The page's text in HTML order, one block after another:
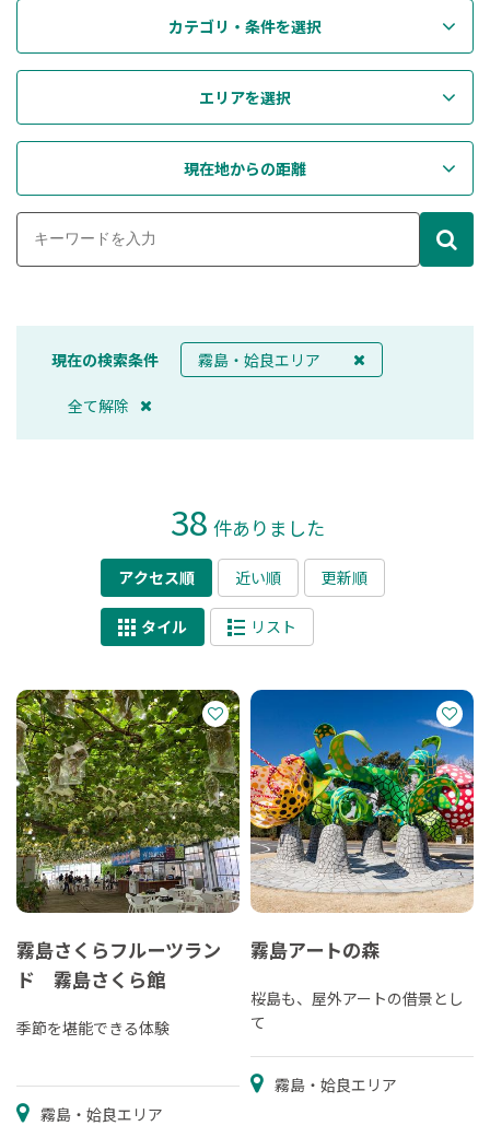
カテゴリ・条件を選択
エリアを選択
現在地からの距離
現在の検索条件 霧島・姶良エリア
全て解除
38 件ありました
アクセス順 近い順 更新順
タイル リスト
霧島さくらフルーツラン
ド 霧島さくら館
季節を堪能できる体験
霧島・姶良エリア
霧島アートの森
桜島も、屋外アートの借景とし
て
霧島・姶良エリア